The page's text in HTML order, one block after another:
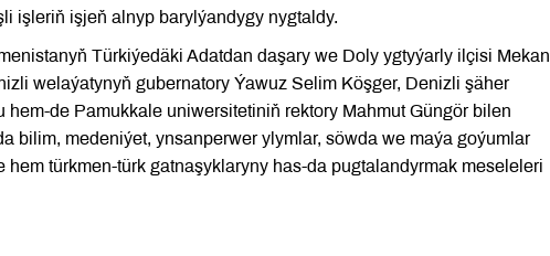
işleriň işjeň alnyp barylýandygy nygtaldy.
Türkiýedäki Adatdan daşary we Doly ygtyýarly ilçisi Mekan
welaýatynyň gubernatory Ýawuz Selim Köşger, Denizli şäher
de Pamukkale uniwersitetiniň rektory Mahmut Güngör bilen
bilim, medeniýet, ynsanperwer ylymlar, söwda we maýa goýumlar
türkmen-türk gatnaşyklaryny has-da pugtalandyrmak meseleleri